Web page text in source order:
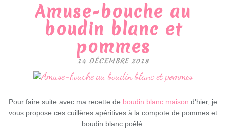
Amuse-bouche au
boudin blanc et
pommes
14 DÉCEMBRE 2018
Pour faire suite avec ma recette de boudin blanc maison d'hier, je
vous propose ces cuillères apéritives à la compote de pommes et
boudin blanc poêlé.